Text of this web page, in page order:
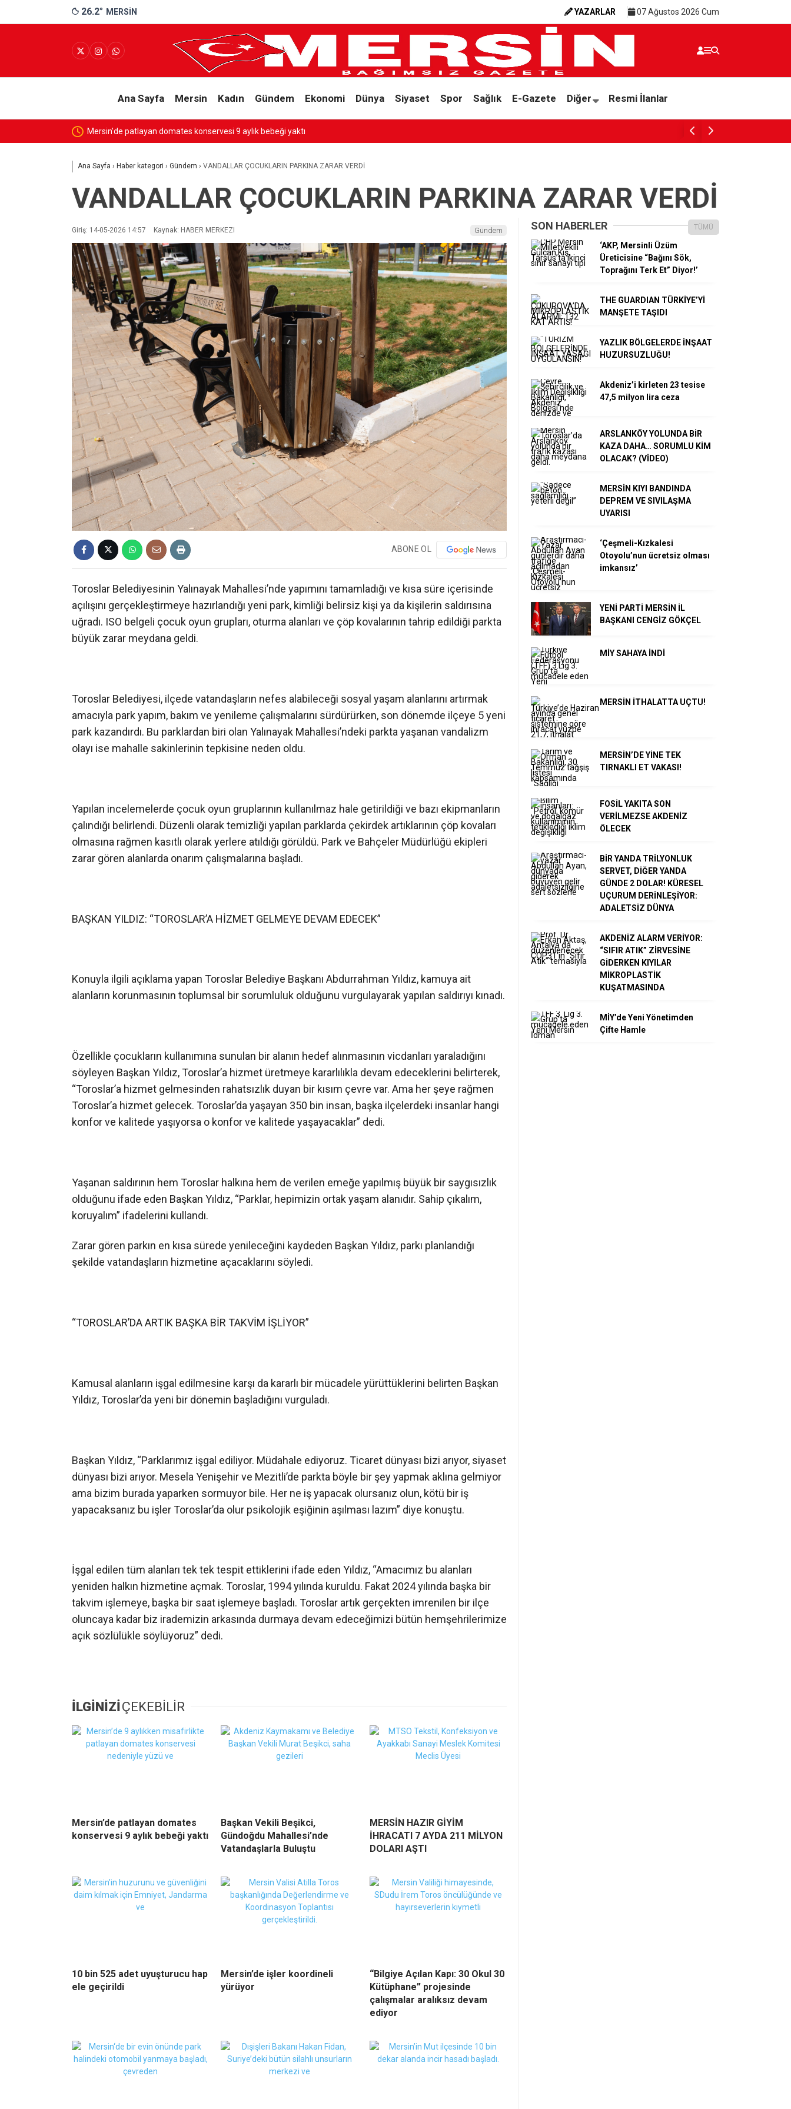
26.2° MERSIN YAZARLAR 07 Ağustos 2026 Cum
Ana Sayfa Mersin Kadın Gündem Ekonomi Dünya Siyaset Spor Sağlık E-Gazete Diğer Resmi İlanlar
domates konservesi 9 aylık bebeği yaktı
Ana Sayfa › Haber kategori › Gündem › VANDALLAR ÇOCUKLARIN PARKINA ZARAR VERDİ
VANDALLAR ÇOCUKLARIN PARKINA ZARAR VERDİ
Giriş: 14-05-2026 14:57 Kaynak: HABER MERKEZI Gündem
ABONE OL
Toroslar Belediyesinin Yalınayak Mahallesi’nde yapımını tamamladığı ve kısa süre içerisinde
açılışını gerçekleştirmeye hazırlandığı yeni park, kimliği belirsiz kişi ya da kişilerin saldırısına
uğradı. ISO belgeli çocuk oyun grupları, oturma alanları ve çöp kovalarının tahrip edildiği parkta
büyük zarar meydana geldi.
Toroslar Belediyesi, ilçede vatandaşların nefes alabileceği sosyal yaşam alanlarını artırmak
amacıyla park yapım, bakım ve yenileme çalışmalarını sürdürürken, son dönemde ilçeye 5 yeni
park kazandırdı. Bu parklardan biri olan Yalınayak Mahallesi’ndeki parkta yaşanan vandalizm
olayı ise mahalle sakinlerinin tepkisine neden oldu.
Yapılan incelemelerde çocuk oyun gruplarının kullanılmaz hale getirildiği ve bazı ekipmanların
çalındığı belirlendi. Düzenli olarak temizliği yapılan parklarda çekirdek artıklarının çöp kovaları
olmasına rağmen kasıtlı olarak yerlere atıldığı görüldü. Park ve Bahçeler Müdürlüğü ekipleri
zarar gören alanlarda onarım çalışmalarına başladı.
BAŞKAN YILDIZ: “TOROSLAR’A HİZMET GELMEYE DEVAM EDECEK”
Konuyla ilgili açıklama yapan Toroslar Belediye Başkanı Abdurrahman Yıldız, kamuya ait
alanların korunmasının toplumsal bir sorumluluk olduğunu vurgulayarak yapılan saldırıyı kınadı.
Özellikle çocukların kullanımına sunulan bir alanın hedef alınmasının vicdanları yaraladığını
söyleyen Başkan Yıldız, Toroslar’a hizmet üretmeye kararlılıkla devam edeceklerini belirterek,
“Toroslar’a hizmet gelmesinden rahatsızlık duyan bir kısım çevre var. Ama her şeye rağmen
Toroslar’a hizmet gelecek. Toroslar’da yaşayan 350 bin insan, başka ilçelerdeki insanlar hangi
konfor ve kalitede yaşıyorsa o konfor ve kalitede yaşayacaklar” dedi.
Yaşanan saldırının hem Toroslar halkına hem de verilen emeğe yapılmış büyük bir saygısızlık
olduğunu ifade eden Başkan Yıldız, “Parklar, hepimizin ortak yaşam alanıdır. Sahip çıkalım,
koruyalım” ifadelerini kullandı.
Zarar gören parkın en kısa sürede yenileceğini kaydeden Başkan Yıldız, parkı planlandığı
şekilde vatandaşların hizmetine açacaklarını söyledi.
“TOROSLAR’DA ARTIK BAŞKA BİR TAKVİM İŞLİYOR”
Kamusal alanların işgal edilmesine karşı da kararlı bir mücadele yürüttüklerini belirten Başkan
Yıldız, Toroslar’da yeni bir dönemin başladığını vurguladı.
Başkan Yıldız, “Parklarımız işgal ediliyor. Müdahale ediyoruz. Ticaret dünyası bizi arıyor, siyaset
dünyası bizi arıyor. Mesela Yenişehir ve Mezitli’de parkta böyle bir şey yapmak aklına gelmiyor
ama bizim burada yaparken sormuyor bile. Her ne iş yapacak olursanız olun, kötü bir iş
yapacaksanız bu işler Toroslar’da olur psikolojik eşiğinin aşılması lazım” diye konuştu.
İşgal edilen tüm alanları tek tek tespit ettiklerini ifade eden Yıldız, “Amacımız bu alanları
yeniden halkın hizmetine açmak. Toroslar, 1994 yılında kuruldu. Fakat 2024 yılında başka bir
takvim işlemeye, başka bir saat işlemeye başladı. Toroslar artık gerçekten imrenilen bir ilçe
oluncaya kadar biz irademizin arkasında durmaya devam edeceğimizi bütün hemşehrilerimize
açık sözlülükle söylüyoruz” dedi.
İLGİNİZİ ÇEKEBİLİR
Mersin’de patlayan domates
konservesi 9 aylık bebeği yaktı
Başkan Vekili Beşikci,
Gündoğdu Mahallesi’nde
Vatandaşlarla Buluştu
MERSİN HAZIR GİYİM
İHRACATI 7 AYDA 211 MİLYON
DOLARI AŞTI
10 bin 525 adet uyuşturucu hap
ele geçirildi
Mersin’de işler koordineli
yürüyor
“Bilgiye Açılan Kapı: 30 Okul 30
Kütüphane” projesinde
çalışmalar aralıksız devam
ediyor
SON HABERLER TÜMÜ
‘AKP, Mersinli Üzüm
Üreticisine “Bağını Sök,
Toprağını Terk Et” Diyor!’
THE GUARDIAN TÜRKİYE’Yİ
MANŞETE TAŞIDI
YAZLIK BÖLGELERDE İNŞAAT
HUZURSUZLUĞU!
Akdeniz’i kirleten 23 tesise
47,5 milyon lira ceza
ARSLANKÖY YOLUNDA BİR
KAZA DAHA… SORUMLU KİM
OLACAK? (VİDEO)
MERSİN KIYI BANDINDA
DEPREM VE SIVILAŞMA
UYARISI
‘Çeşmeli-Kızkalesi
Otoyolu’nun ücretsiz olması
imkansız’
YENİ PARTİ MERSİN İL
BAŞKANI CENGİZ GÖKÇEL
MİY SAHAYA İNDİ
MERSİN İTHALATTA UÇTU!
MERSİN’DE YİNE TEK
TIRNAKLI ET VAKASI!
FOSİL YAKITA SON
VERİLMEZSE AKDENİZ
ÖLECEK
BİR YANDA TRİLYONLUK
SERVET, DİĞER YANDA
GÜNDE 2 DOLAR! KÜRESEL
UÇURUM DERİNLEŞİYOR:
ADALETSİZ DÜNYA
AKDENİZ ALARM VERİYOR:
“SIFIR ATIK” ZİRVESİNE
GİDERKEN KIYILAR
MİKROPLASTİK
KUŞATMASINDA
MİY’de Yeni Yönetimden
Çifte Hamle